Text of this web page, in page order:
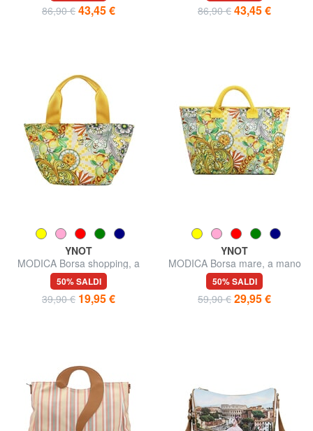
86,90 € 43,45 € 86,90 € 43,45 €
YNOT
MODICA Borsa shopping, a
spalla
50% SALDI
39,90 € 19,95 €
YNOT
MODICA Borsa mare, a mano
50% SALDI
59,90 € 29,95 €